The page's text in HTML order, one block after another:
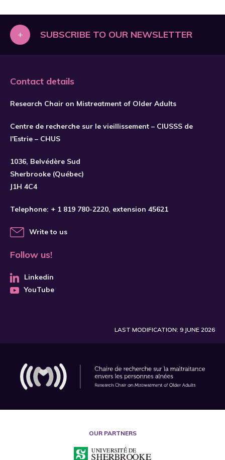
+ SUBSCRIBE TO OUR NEWSLETTER
Contact details
Research Chair on Mistreatment of Older Adults
Centre de recherche sur le vieillissement – CIUSSS de
l'Estrie – CHUS
1036, Belvédère Sud
Sherbrooke (Québec)
J1H 4C4
Telephone: + 1 819 780-2220, extension 45621
Write to us
Follow us!
Linkedin
YouTube
LAST MODIFICATION: 9 JUNE 2026
OUR PARTNERS